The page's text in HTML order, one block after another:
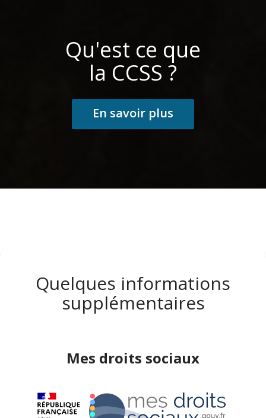
Qu'est ce que
la CCSS ?
En savoir plus
Quelques informations
supplémentaires
Mes droits sociaux